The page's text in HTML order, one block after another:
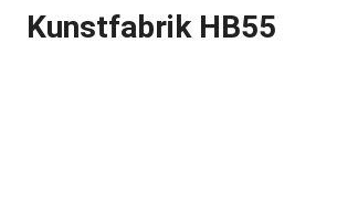
Kunstfabrik HB55